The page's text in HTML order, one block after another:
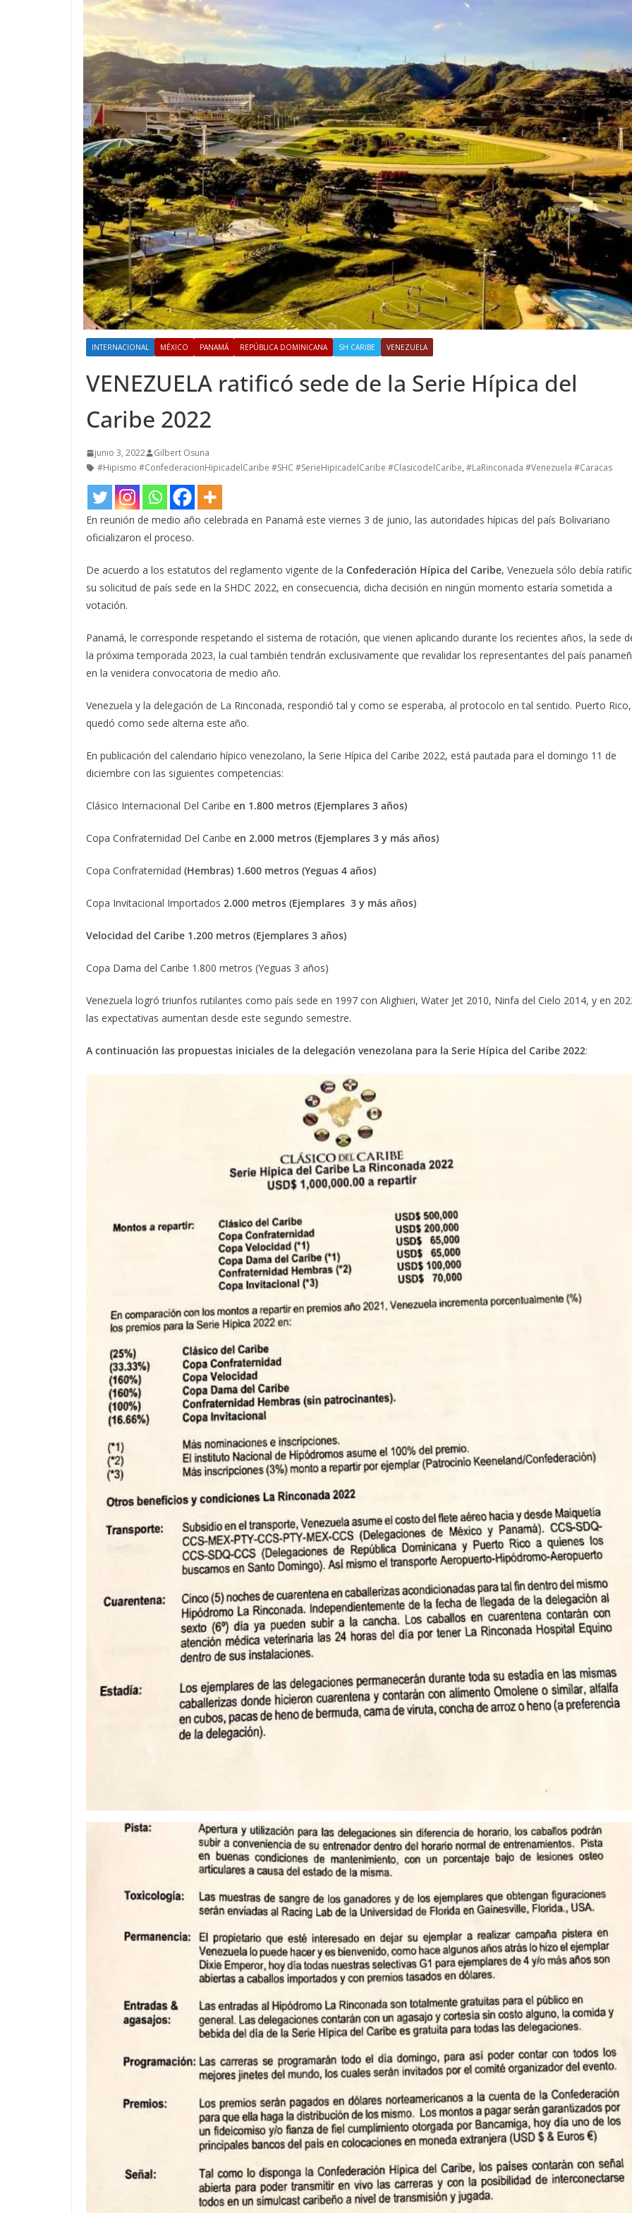
INTERNACIONAL MÉXICO PANAMÁ REPÚBLICA DOMINICANA SH CARIBE VENEZUELA
VENEZUELA ratificó sede de la Serie Hípica del
Caribe 2022
junio 3, 2022
Gilbert Osuna
#Hipismo #ConfederacionHipicadelCaribe #SHC #SerieHipicadelCaribe #ClasicodelCaribe, #LaRinconada #Venezuela #Caracas
En reunión de medio año celebrada en Panamá este viernes 3 de junio, las autoridades hípicas del país Bolivariano
oficializaron el proceso.
De acuerdo a los estatutos del reglamento vigente de la Confederación Hípica del Caribe, Venezuela sólo debía
su solicitud de país sede en la SHDC 2022, en consecuencia, dicha decisión en ningún momento estaría sometida a
votación.
Panamá, le corresponde respetando el sistema de rotación, que vienen aplicando durante los recientes años, la sede
la próxima temporada 2023, la cual también tendrán exclusivamente que revalidar los representantes del país
en la venidera convocatoria de medio año.
Venezuela y la delegación de La Rinconada, respondió tal y como se esperaba, al protocolo en tal sentido. Puerto Rico,
quedó como sede alterna este año.
En publicación del calendario hípico venezolano, la Serie Hípica del Caribe 2022, está pautada para el domingo 11 de
diciembre con las siguientes competencias:
Clásico Internacional Del Caribe en 1.800 metros (Ejemplares 3 años)
Copa Confraternidad Del Caribe en 2.000 metros (Ejemplares 3 y más años)
Copa Confraternidad (Hembras) 1.600 metros (Yeguas 4 años)
Copa Invitacional Importados 2.000 metros (Ejemplares 3 y más años)
Velocidad del Caribe 1.200 metros (Ejemplares 3 años)
Copa Dama del Caribe 1.800 metros (Yeguas 3 años)
Venezuela logró triunfos rutilantes como país sede en 1997 con Alighieri, Water Jet 2010, Ninfa del Cielo 2014, y en
las expectativas aumentan desde este segundo semestre.
A continuación las propuestas iniciales de la delegación venezolana para la Serie Hípica del Caribe 2022: